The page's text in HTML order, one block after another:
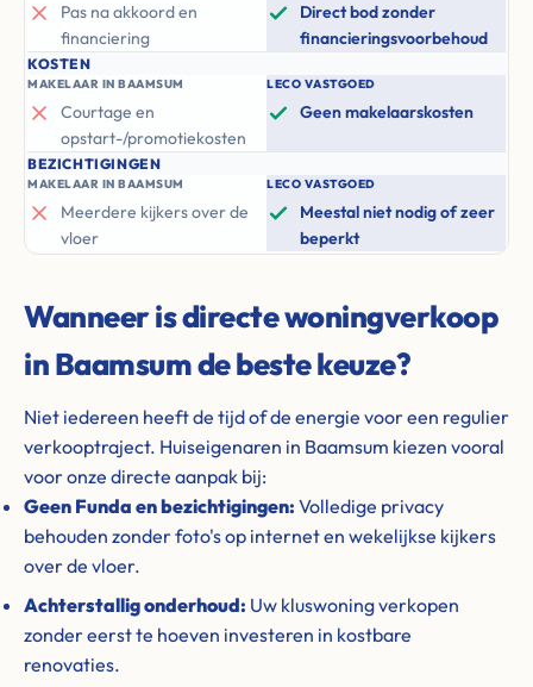
Pas na akkoord en
financiering
Direct bod zonder
financieringsvoorbehoud
KOSTEN
MAKELAAR IN BAAMSUM
Courtage en
opstart-/promotiekosten
LECO VASTGOED
Geen makelaarskosten
BEZICHTIGINGEN
MAKELAAR IN BAAMSUM
Meerdere kijkers over de
vloer
LECO VASTGOED
Meestal niet nodig of zeer
beperkt
Wanneer is directe woningverkoop
in Baamsum de beste keuze?
Niet iedereen heeft de tijd of de energie voor een regulier
verkooptraject. Huiseigenaren in Baamsum kiezen vooral
voor onze directe aanpak bij:
Geen Funda en bezichtigingen: Volledige privacy
behouden zonder foto's op internet en wekelijkse kijkers
over de vloer.
Achterstallig onderhoud: Uw kluswoning verkopen
zonder eerst te hoeven investeren in kostbare
renovaties.